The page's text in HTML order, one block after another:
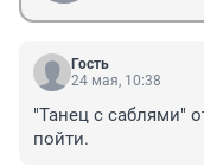
Гость
24 мая, 10:38
"Танец с саблями"
пойти.